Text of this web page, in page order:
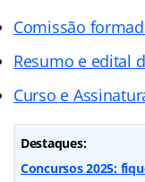
Comissão
Resumo e edital
Curso e
Destaques:
Concursos 2025: